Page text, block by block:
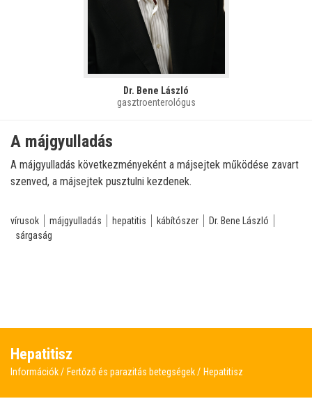
Dr. Bene László
gasztroenterológus
A májgyulladás
A májgyulladás következményeként a májsejtek működése zavart
szenved, a májsejtek pusztulni kezdenek.
vírusok májgyulladás hepatitis kábítószer
Dr. Bene László
sárgaság
Hepatitisz
Információk Fertőző és parazitás betegségek Hepatitisz